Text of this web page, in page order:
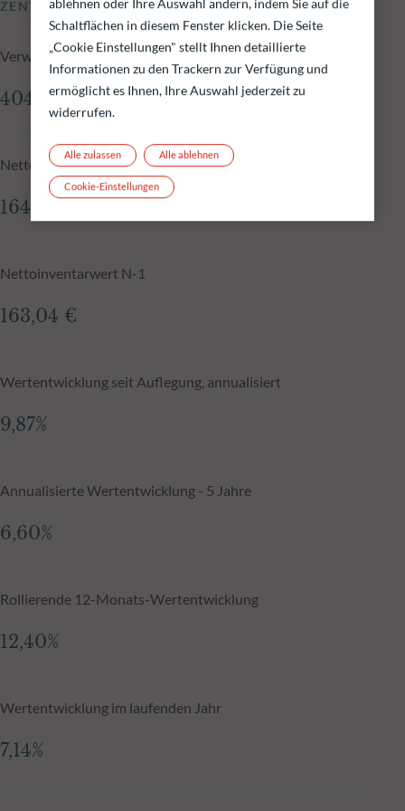
ZENTRALE KENNZAHLEN
Verwaltetes Fondsvolumen zum 04.08.2026
404,22 Mio.€
Nettoinventarwert zum 04.08.2026
164,64 €
Nettoinventarwert N-1
163,04 €
Wertentwicklung seit Auflegung, annualisiert
9,87%
Annualisierte Wertentwicklung - 5 Jahre
6,60%
Rollierende 12-Monats-Wertentwicklung
12,40%
Wertentwicklung im laufenden Jahr
7,14%
Schaltflächen in diesem Fenster klicken. Die Seite
„Cookie Einstellungen" stellt Ihnen detaillierte
Informationen zu den Trackern zur Verfügung und
ermöglicht es Ihnen, Ihre Auswahl jederzeit zu
widerrufen.
Alle ablehnen
Alle zulassen
Cookie-Einstellungen